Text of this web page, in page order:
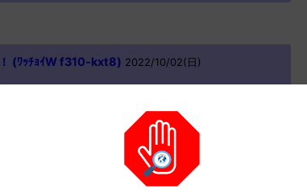
(ﾜｯﾁｮｲW f310-kxt8) 2022/10/02(日)
だからクワッスは絶対クイックターン覚えるよな？